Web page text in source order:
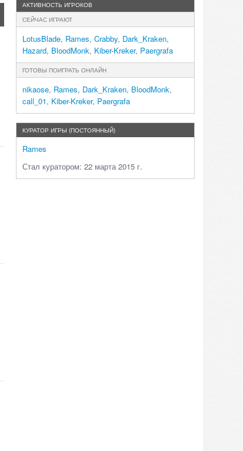
АКТИВНОСТЬ ИГРОКОВ
СЕЙЧАС ИГРАЮТ
LotusBlade, Rames, Crabby, Dark_Kraken,
Hazard, BloodMonk, Kiber-Kreker, Paergrafa
ГОТОВЫ ПОИГРАТЬ ОНЛАЙН
nikaose, Rames, Dark_Kraken, BloodMonk,
call_01, Kiber-Kreker, Paergrafa
КУРАТОР ИГРЫ (ПОСТОЯННЫЙ)
Rames
Стал куратором: 22 марта 2015 г.